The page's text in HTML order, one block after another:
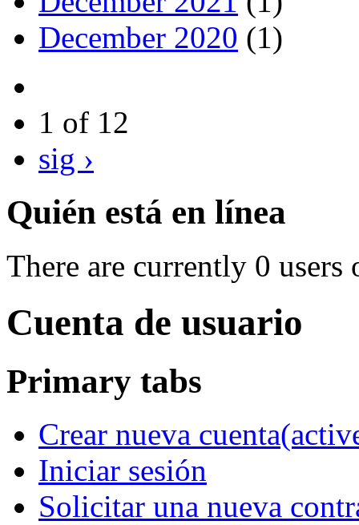
December 2020 (1)
1 of 12
sig ›
Quién está en línea
There are currently 0 users
Cuenta de usuario
Primary tabs
Crear nueva cuenta
Iniciar sesión
Solicitar una nueva